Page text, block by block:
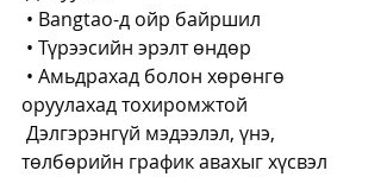
• Bangtao-д ойр байршил
• Түрээсийн эрэлт өндөр
• Амьдрахад болон хөрөнгө
оруулахад тохиромжтой
Дэлгэрэнгүй мэдээлэл, үнэ,
төлбөрийн график авахыг хүсвэл